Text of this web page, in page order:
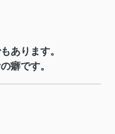
あります。
癖です。